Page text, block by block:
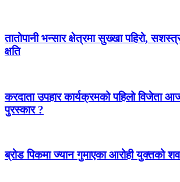
तातोपानी भन्सार क्षेत्रमा सुख्खा पहिरो,
क्षति
करदाता उपहार कार्यक्रमको पहिलो विजेता
पुरस्कार ?
ब्रोड पिकमा ज्यान गुमाएका आरोही युक्तको